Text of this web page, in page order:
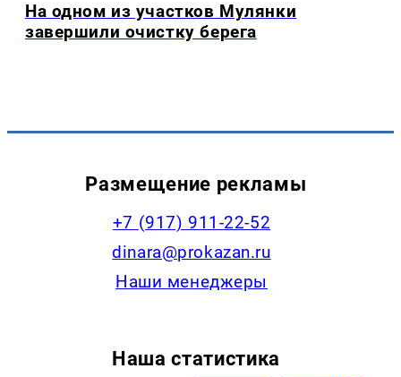
На одном из участков Мулянки
завершили очистку берега
Размещение рекламы
+7 (917) 911-22-52
dinara@prokazan.ru
Наши менеджеры
Наша статистика